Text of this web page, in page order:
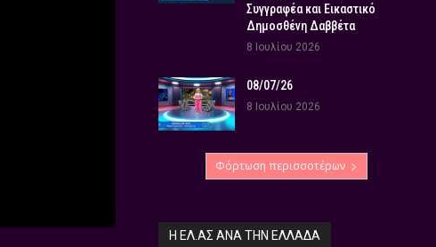
Συγγραφέα και Εικαστικό
Δημοσθένη Δαββέτα
8 Ιουλίου 2026
08/07/26
8 Ιουλίου 2026
Φόρτωση περισσοτέρων
Η ΕΛ.ΑΣ ΑΝΆ ΤΗΝ ΕΛΛΆΔΑ